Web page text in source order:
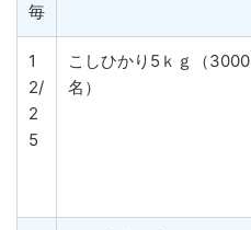
毎
1
2/
2
5
こしひかり5ｋｇ（3000
名）